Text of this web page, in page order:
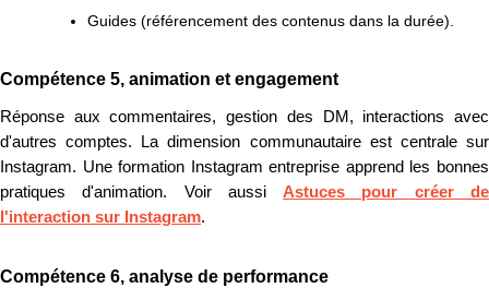
Guides (référencement des contenus dans la durée).
Compétence 5, animation et engagement
Réponse aux commentaires, gestion des DM, interactions avec
d'autres comptes. La dimension communautaire est centrale sur
Instagram. Une formation Instagram entreprise apprend les bonnes
pratiques d'animation. Voir aussiAstuces pour créer de
l'interaction sur Instagram.
Compétence 6, analyse de performance